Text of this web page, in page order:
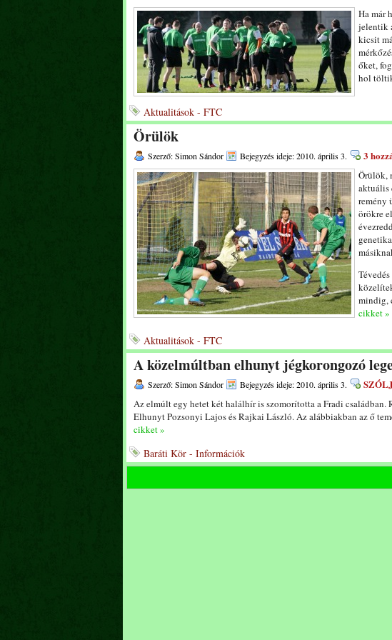
Ha már
jelentik
kicsit
őket,
hol
Aktualitások - FTC
Örülök
Szerző: Simon Sándor Bejegyzés ideje: 2010. április 3. 3
Örülök,
aktuális
remény
örökre
mindig,
cikket »
Aktualitások - FTC
A közelmúltban elhunyt jégkorongozó
Szerző: Simon Sándor Bejegyzés ideje: 2010. április 3.
Az elmúlt egy hetet két halálhír is szomorította a Fradi
Elhunyt Pozsonyi Lajos és Rajkai László. Az alábbiakban az ő
cikket »
Baráti Kör - Információk